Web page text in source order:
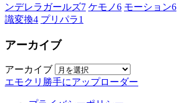
ンデレラガールズ7 ケモノ6 モーション6
識変換4 プリパラ1
アーカイブ
アーカイブ
エモクリ勝手にアップローダー